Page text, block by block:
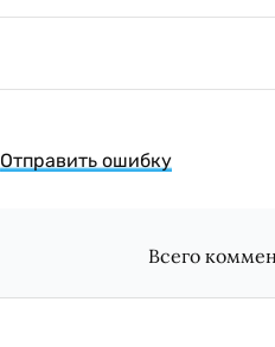
Отправить ошибку
Всего